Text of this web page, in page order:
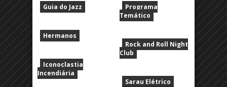
Guia do Jazz
Hermanos
Iconoclastia
Incendiária
Programa
Temático
Rock and Roll Night
Club
Sarau Elétrico